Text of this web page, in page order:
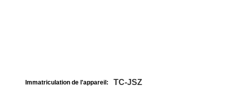
Immatriculation de l'appareil: TC-JSZ